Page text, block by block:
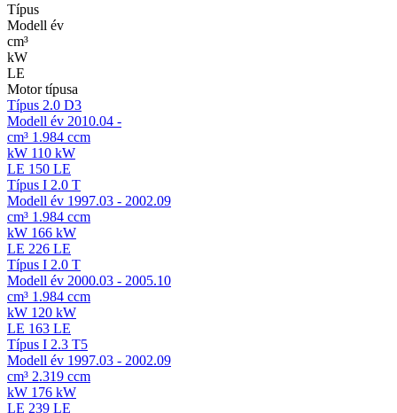
Típus
Modell év
cm³
kW
LE
Motor típusa
Típus 2.0 D3
Modell év 2010.04 -
cm³ 1.984 ccm
kW 110 kW
LE 150 LE
Típus I 2.0 T
Modell év 1997.03 - 2002.09
cm³ 1.984 ccm
kW 166 kW
LE 226 LE
Típus I 2.0 T
Modell év 2000.03 - 2005.10
cm³ 1.984 ccm
kW 120 kW
LE 163 LE
Típus I 2.3 T5
Modell év 1997.03 - 2002.09
cm³ 2.319 ccm
kW 176 kW
LE 239 LE